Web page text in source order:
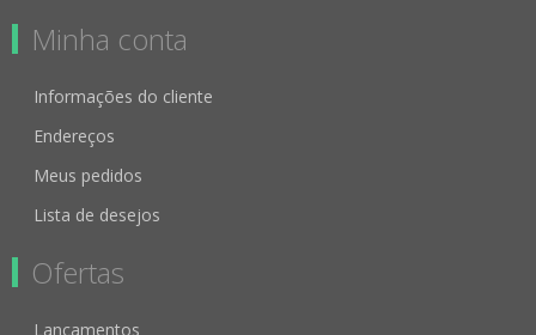
Minha conta
Informações do cliente
Endereços
Meus pedidos
Lista de desejos
Ofertas
Lançamentos